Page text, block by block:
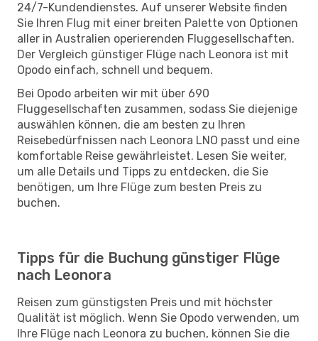
24/7-Kundendienstes. Auf unserer Website finden
Sie Ihren Flug mit einer breiten Palette von Optionen
aller in Australien operierenden Fluggesellschaften.
Der Vergleich günstiger Flüge nach Leonora ist mit
Opodo einfach, schnell und bequem.
Bei Opodo arbeiten wir mit über 690
Fluggesellschaften zusammen, sodass Sie diejenige
auswählen können, die am besten zu Ihren
Reisebedürfnissen nach Leonora LNO passt und eine
komfortable Reise gewährleistet. Lesen Sie weiter,
um alle Details und Tipps zu entdecken, die Sie
benötigen, um Ihre Flüge zum besten Preis zu
buchen.
Tipps für die Buchung günstiger Flüge
nach Leonora
Reisen zum günstigsten Preis und mit höchster
Qualität ist möglich. Wenn Sie Opodo verwenden, um
Ihre Flüge nach Leonora zu buchen, können Sie die